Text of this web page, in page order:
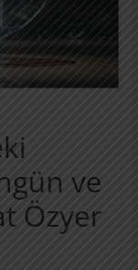
ve
Özyer